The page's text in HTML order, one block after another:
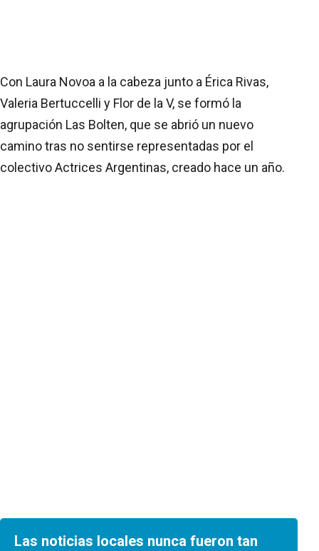
Con Laura Novoa a la cabeza junto a Érica Rivas,
Valeria Bertuccelli y Flor de la V, se formó la
agrupación Las Bolten, que se abrió un nuevo
camino tras no sentirse representadas por el
colectivo Actrices Argentinas, creado hace un año.
Las noticias locales nunca fueron tan